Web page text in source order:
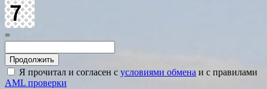
=
Я прочитал и согласен с условиями обмена и с правилами
AML проверки